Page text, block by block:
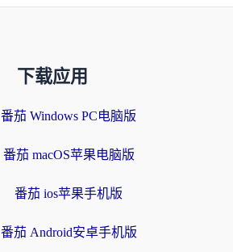
下载应用
番茄 Windows PC电脑版
番茄 macOS苹果电脑版
番茄 ios苹果手机版
番茄 Android安卓手机版